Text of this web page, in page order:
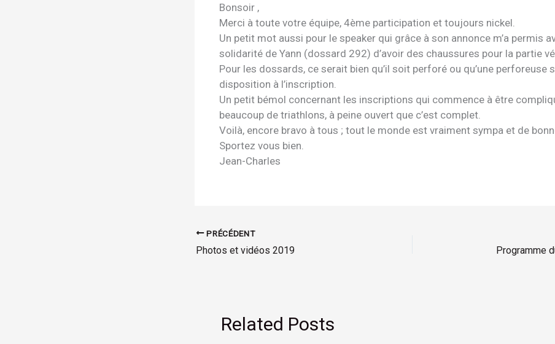
Bonsoir ,
Merci à toute votre équipe, 4ème participation et toujours nickel.
Un petit mot aussi pour le speaker qui grâce à son annonce m’a permis
solidarité de Yann (dossard 292) d’avoir des chaussures pour la partie
Pour les dossards, ce serait bien qu’il soit perforé ou qu’une perforeuse
disposition à l’inscription.
Un petit bémol concernant les inscriptions qui commence à être
beaucoup de triathlons, à peine ouvert que c’est complet.
Voilà, encore bravo à tous ; tout le monde est vraiment sympa et de
Sportez vous bien.
Jean-Charles
PRÉCÉDENT
Photos et vidéos 2019 Programme
Related Posts